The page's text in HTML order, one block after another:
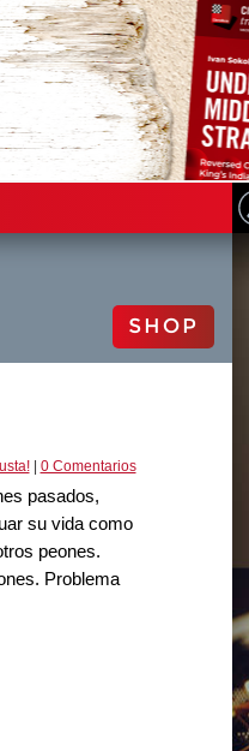
SHOP
| 0 Comentarios
pasados,
su vida como
peones.
Problema